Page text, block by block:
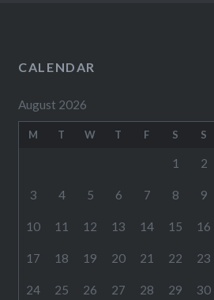
CALENDAR
August 2026
M T W T F S S
1 2
3 4 5 6 7 8 9
10 11 12 13 14 15 16
17 18 19 20 21 22 23
24 25 26 27 28 29 30